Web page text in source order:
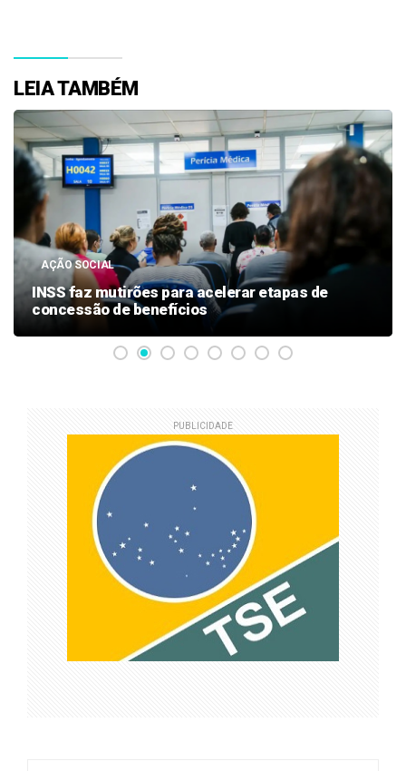
LEIA TAMBÉM
AÇÃO SOCIAL
INSS faz mutirões para acelerar etapas de
concessão de benefícios
PUBLICIDADE